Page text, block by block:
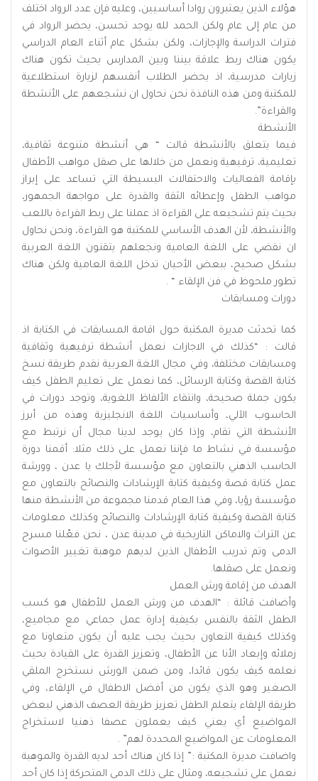
هؤلاء الذين يعتبرون روادا أساسيين، وعليه فإن عدد الرواد اختلف
من عام إلى عام ولكن الحمد لله يوجد تحسن، يحضر الرواد في
فترات الدراسة والإجازات، ولكن بشكل عام أثناء العام الدراسي
يكون هناك ربط علاقة بيننا وبين المدارس بحيث تكون هناك
زيارات مدرسية، اذ يحضر الطلاب أنفسهم لزيارة استطلاعية
للمكتبة ومن هذه النافذة نحن نحاول ان نشجعهم على الأنشطة
والقراءة”.
الأنشطة
فيما يتعلق بالأنشطة قالت “ هي أنشطة متنوعة ثقافية،
تعليمية، ترفيهية ونعمل من خلالها على صقل مواهب الأطفال
بإقامة الفعاليات والاحتفالات البسيطة التي تساعد على إبراز
مواهب الطفل وإعطائه الثقة والقدرة على مواجهة الجمهور،
بحيث يتم تشجيعه على القراءة اذ عملنا على ربط القراءة باللعب
والأنشطة، لأن الهدف الأساسي للمكتبة هو القراءة، ونحن نحاول
ان نقضي على اللغة العامية ونجعلهم يتقنون اللغة العربية
بشكل صحيح، ببعض الأحيان تدخل اللغة العامية ولكن هناك
تطور ملحوظ في فن الإلقاء “ .
دورات ومسابقات
كما تحدثت مديرة المكتبة حول اقامة المسابقات في الكتابة اذ
قالت : “كذلك في الاجازات نعمل أنشطة ترفيهية وثقافية
ومسابقات مختلفة، وفي مجال اللغة العربية نقدم طريقة نسخ
كتابة القصة وكتابة الرسائل، كما نعمل على تعليم الطفل كيف
يكون جملة صحيحة، وانتقاء الألفاظ اللغوية، وتوجد دورات في
الحاسوب الآلي، وأساسيات اللغة الانجليزية وهذه من أبرز
الأنشطة التي تقام، وإذا كان يوجد لدينا مجال أن نرتبط مع
مؤسسة في نشاط ما فإننا نعمل على ذلك مثلا: أقمنا دورة
الحاسب الذهني بالتعاون مع مؤسسة لأجلك يا عدن ، وورشة
عمل كتابة قصة وكيفية كتابة الإرشادات والنصائح بالتعاون مع
مؤسسة رؤيا، وفي هذا العام قدمنا مجموعة من الأنشطة منها
كتابة القصة وكيفية كتابة الإرشادات والنصائح وكذلك معلومات
عن التراث والاماكن التاريخية في مدينة عدن ، نحن فعّلنا مسرح
الدمى وتم تدريب الأطفال الذين لديهم موهبة تغيير الأصوات
ونعمل على صقلها.
الهدف من إقامة ورش العمل
وأضافت قائلة : “الهدف من ورش العمل للأطفال هو كسب
الطفل الثقة بالنفس بكيفية إدارة عمل جماعي مع مجاميع،
وكذلك كيفية التعاون بحيث يجب عليه أن يكون متعاونا مع
زملائه وإبعاد الأنا عن الأطفال، وتعزيز القدرة على القيادة بحيث
نعلمه كيف يكون قائدا، ومن ضمن الورش نستخرج الملقي
الصغير وهو الذي يكون من أفضل الاطفال في الإلقاء، وفي
طريقة الإلقاء يتعلم الطفل تعزيز طريقة العصف الذهني لبعض
المواضيع أي يعني كيف يعملون عصفا ذهنيا لاستخراج
المعلومات عن المواضيع المحددة لهم” .
واضافت مديرة المكتبة :” إذا كان هناك أحد لديه القدرة والموهبة
نعمل على تشجيعه، ومثال على ذلك الدمى المتحركة إذا كان أحد